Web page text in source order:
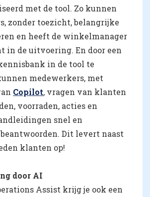
met de tool. Zo kunnen
zonder toezicht, belangrijke
en heeft de winkelmanager
in de uitvoering. En door een
in de tool te
medewerkers, met
Copilot, vragen van klanten
voorraden, acties en
snel en
Dit levert naast
klanten op!
door AI
Assist krijg je ook een